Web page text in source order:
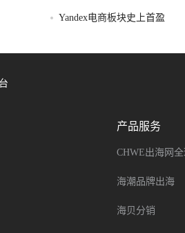
Yandex电商板块史上首盈
产品服务
CHWE出海网
海潮品牌出海
海贝分销